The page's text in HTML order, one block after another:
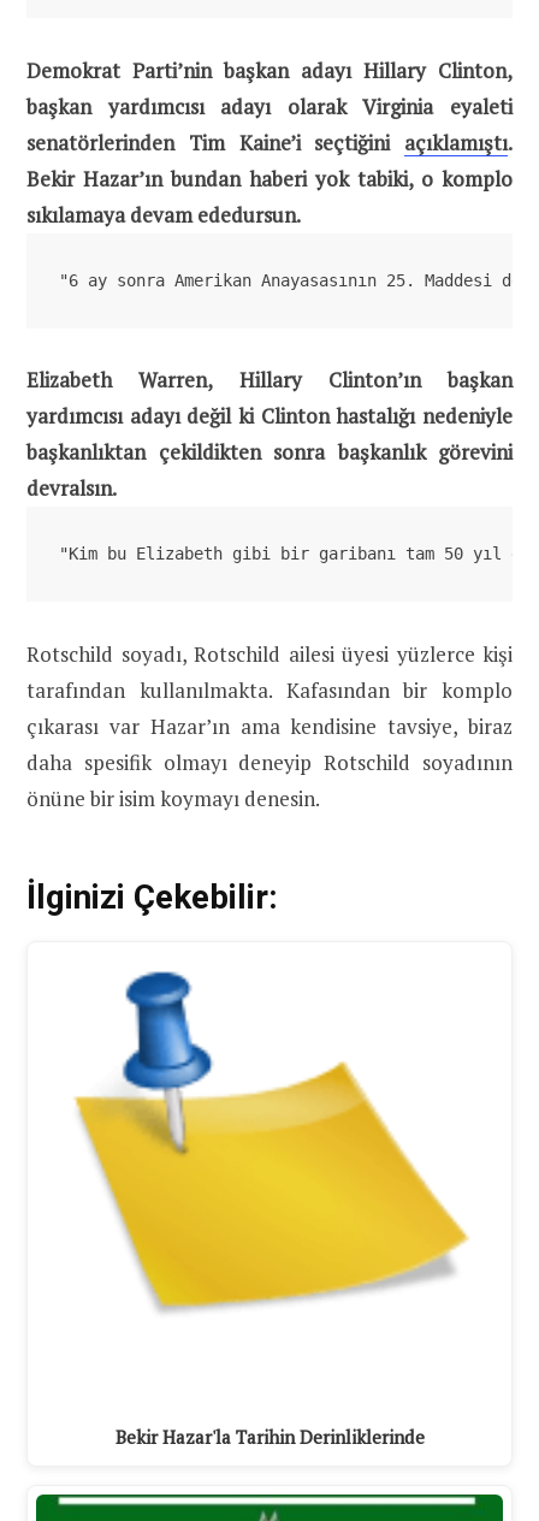
Demokrat Parti’nin başkan adayı Hillary Clinton,
başkan yardımcısı adayı olarak Virginia eyaleti
senatörlerinden Tim Kaine’i seçtiğini açıklamıştı.
Bekir Hazar’ın bundan haberi yok tabiki, o komplo
sıkılamaya devam ededursun.
"6 ay sonra Amerikan Anayasasının 25. Maddesi
Elizabeth Warren, Hillary Clinton’ın başkan
yardımcısı adayı değil ki Clinton hastalığı nedeniyle
başkanlıktan çekildikten sonra başkanlık görevini
devralsın.
"Kim bu Elizabeth gibi bir garibanı tam 50 yıl
Rotschild soyadı, Rotschild ailesi üyesi yüzlerce kişi
tarafından kullanılmakta. Kafasından bir komplo
çıkarası var Hazar’ın ama kendisine tavsiye, biraz
daha spesifik olmayı deneyip Rotschild soyadının
önüne bir isim koymayı denesin.
İlginizi Çekebilir:
Bekir Hazar'la Tarihin Derinliklerinde